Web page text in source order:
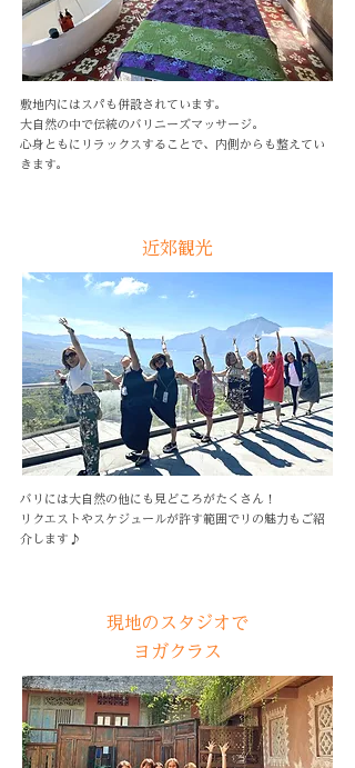
敷地内にはスパも併設されています。
大自然の中で伝統のバリニーズマッサージ。
心身ともにリラックスすることで、内側からも整えてい
きます。
近郊観光
バリには大自然の他にも見どころがたくさん！
リクエストやスケジュールが許す範囲でリの魅力もご紹
介します♪
現地のスタジオで
ヨガクラス